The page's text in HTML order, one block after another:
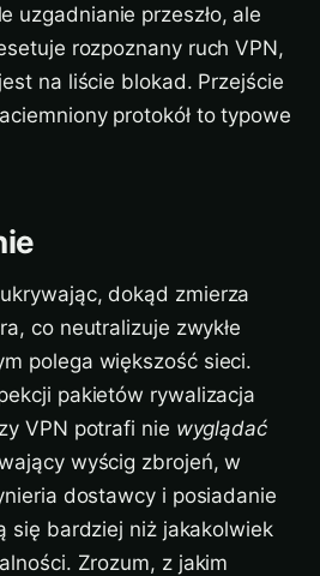
uzgadnianie przeszło, ale
rozpoznany ruch VPN,
na liście blokad. Przejście
protokół to typowe
dokąd zmierza
co neutralizuje zwykłe
polega większość sieci.
pakietów rywalizacja
VPN potrafi nie wyglądać
wyścig zbrojeń, w
dostawcy i posiadanie
się bardziej niż jakakolwiek
Zrozum, z jakim